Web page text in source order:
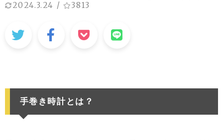
2024.3.24 / 3813
手巻き時計とは？